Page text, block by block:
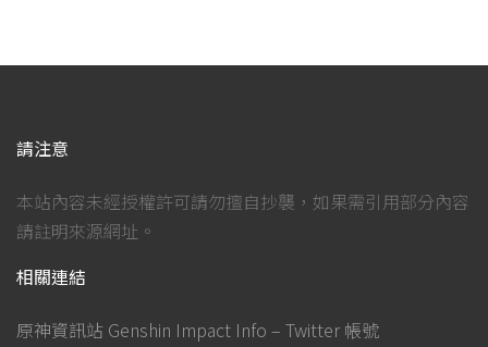
請注意
本站內容未經授權許可請勿擅自抄襲，如果需引用部分內容
請註明來源網址。
相關連結
原神資訊站 Genshin Impact Info – Twitter 帳號